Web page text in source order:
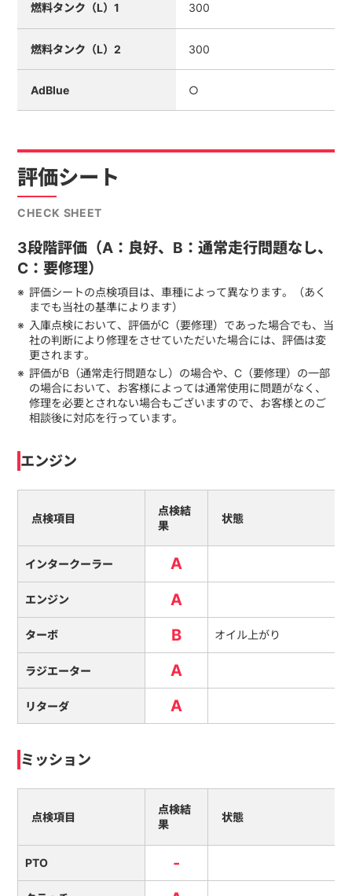
燃料タンク（L）1 300
燃料タンク（L）2 300
AdBlue ○
評価シート
CHECK SHEET
3段階評価（A：良好、B：通常走行問題なし、
C：要修理）
評価シートの点検項目は、車種によって異なります。（あく
までも当社の基準によります）
入庫点検において、評価がC（要修理）であった場合でも、当
社の判断により修理をさせていただいた場合には、評価は変
更されます。
評価がB（通常走行問題なし）の場合や、C（要修理）の一部
の場合において、お客様によっては通常使用に問題がなく、
修理を必要とされない場合もございますので、お客様とのご
相談後に対応を行っています。
エンジン
点検項目
点検結
果
状態
インタークーラー A
エンジン A
ターボ B オイル上がり
ラジエーター A
リターダ A
ミッション
点検項目
点検結
果
状態
PTO -